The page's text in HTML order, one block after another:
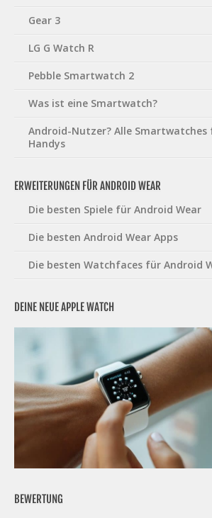
Gear 3
LG G Watch R
Pebble Smartwatch 2
Was ist eine Smartwatch?
Android-Nutzer? Alle Smartwatches
Handys
ERWEITERUNGEN FÜR ANDROID WEAR
Die besten Spiele für Android Wear
Die besten Android Wear Apps
Die besten Watchfaces für Android
DEINE NEUE APPLE WATCH
BEWERTUNG